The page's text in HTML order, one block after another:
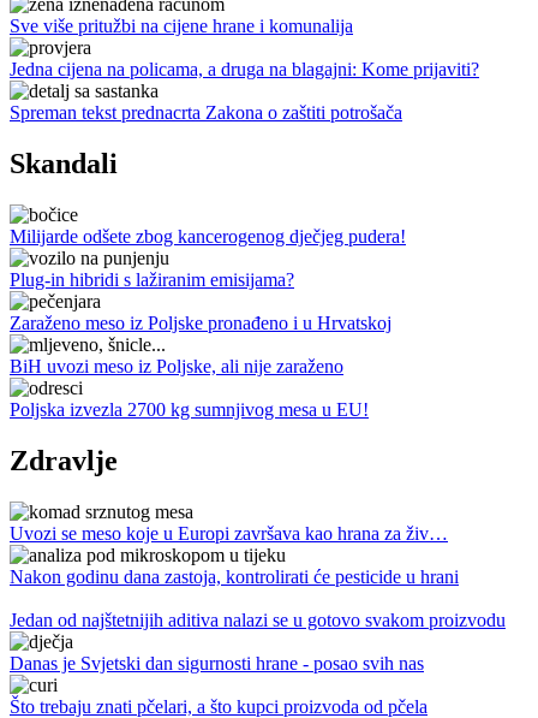
Sve više pritužbi na cijene hrane i komunalija
Jedna cijena na policama, a druga na blagajni: Kome prijaviti?
Spreman tekst prednacrta Zakona o zaštiti potrošača
Skandali
Milijarde odšete zbog kancerogenog dječjeg pudera!
Plug-in hibridi s lažiranim emisijama?
Zaraženo meso iz Poljske pronađeno i u Hrvatskoj
BiH uvozi meso iz Poljske, ali nije zaraženo
Poljska izvezla 2700 kg sumnjivog mesa u EU!
Zdravlje
Uvozi se meso koje u Europi završava kao hrana za živ…
Nakon godinu dana zastoja, kontrolirati će pesticide u hrani
Jedan od najštetnijih aditiva nalazi se u gotovo svakom proizvodu
Danas je Svjetski dan sigurnosti hrane - posao svih nas
Što trebaju znati pčelari, a što kupci proizvoda od pčela